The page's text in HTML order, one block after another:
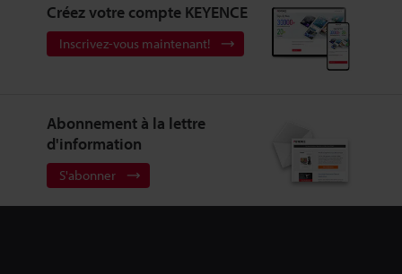
Créez votre compte KEYENCE
Inscrivez-vous maintenant!
Abonnement à la lettre
d'information
S'abonner